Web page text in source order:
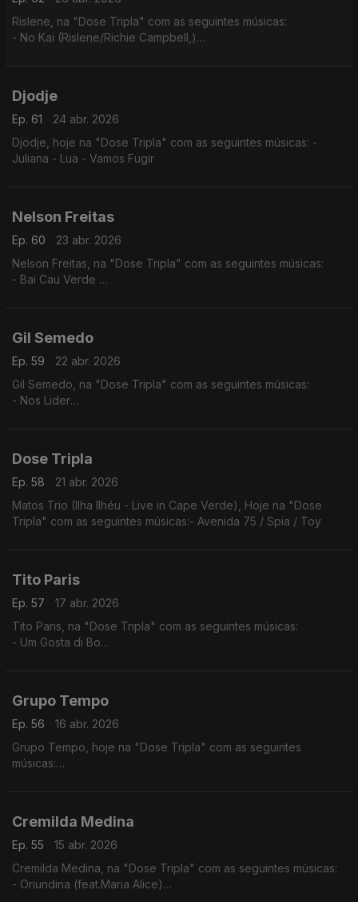
Rislene, na "Dose Tripla" com as seguintes músicas:
- No Kai (Rislene/Richie Campbell,)
Djodje
Ep. 61
24 abr. 2026
Djodje, hoje na "Dose Tripla" com as seguintes músicas: -
Juliana - Lua - Vamos Fugir
Nelson Freitas
Ep. 60
23 abr. 2026
Nelson Freitas, na "Dose Tripla" com as seguintes músicas:
- Bai Cau Verde
Gil Semedo
Ep. 59
22 abr. 2026
Gil Semedo, na "Dose Tripla" com as seguintes músicas:
- Nos Lider
Dose Tripla
Ep. 58
21 abr. 2026
Matos Trio (Ilha Ilhéu - Live in Cape Verde), Hoje na "Dose
Tripla" com as seguintes músicas:- Avenida 75 / Spia / Toy
Tito Paris
Ep. 57
17 abr. 2026
Tito Paris, na "Dose Tripla" com as seguintes músicas:
- Um Gosta di Bo
Grupo Tempo
Ep. 56
16 abr. 2026
Grupo Tempo, hoje na "Dose Tripla" com as seguintes
músicas:
Cremilda Medina
Ep. 55
15 abr. 2026
Cremilda Medina, na "Dose Tripla" com as seguintes músicas:
- Oriundina (feat.Maria Alice)